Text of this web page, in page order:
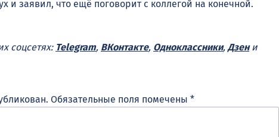
и заявил, что ещё поговорит с коллегой на конечной.
соцсетях: Telegram, ВКонтакте, Одноклассники, Дзени
Обязательные поля помечены *